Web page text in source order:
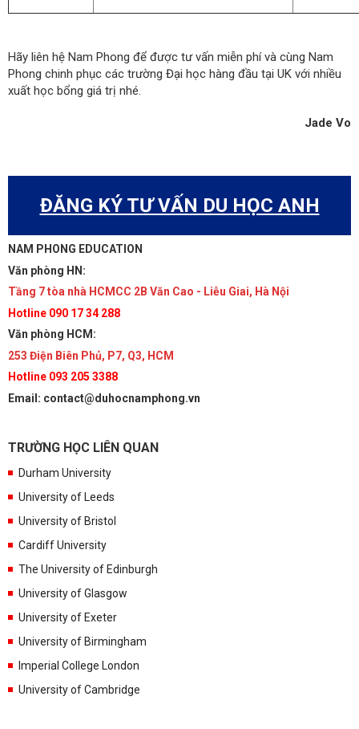
Hãy liên hệ Nam Phong để được tư vấn miễn phí và cùng Nam
Phong chinh phục các trường Đại học hàng đầu tại UK với nhiều
xuất học bổng giá trị nhé.
Jade Vo
ĐĂNG KÝ TƯ VẤN DU HỌC ANH
NAM PHONG EDUCATION
Văn phòng HN:
Tầng 7 tòa nhà HCMCC 2B Văn Cao - Liễu Giai, Hà Nội
Hotline 090 17 34 288
Văn phòng HCM:
253 Điện Biên Phủ, P7, Q3, HCM
Hotline 093 205 3388
Email: contact@duhocnamphong.vn
TRƯỜNG HỌC LIÊN QUAN
Durham University
University of Leeds
University of Bristol
Cardiff University
The University of Edinburgh
University of Glasgow
University of Exeter
University of Birmingham
Imperial College London
University of Cambridge